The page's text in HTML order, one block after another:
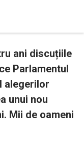
ani discuțiile
Parlamentul
alegerilor
unui nou
Mii de oameni